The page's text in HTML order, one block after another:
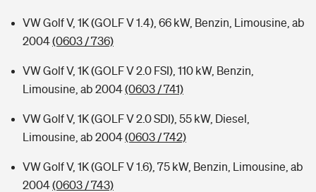
VW Golf V, 1K (GOLF V 1.4), 66 kW, Benzin, Limousine, ab
2004(0603 / 736)
VW Golf V, 1K (GOLF V 2.0 FSI), 110 kW, Benzin,
Limousine, ab 2004(0603 / 741)
VW Golf V, 1K (GOLF V 2.0 SDI), 55 kW, Diesel,
Limousine, ab 2004(0603 / 742)
VW Golf V, 1K (GOLF V 1.6), 75 kW, Benzin, Limousine, ab
2004(0603 / 743)